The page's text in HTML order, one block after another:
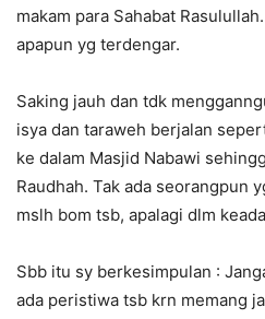
makam para Sahabat
apapun yg terdengar.
Saking jauh dan tdk
isya dan taraweh berjalan
ke dalam Masjid Nabawi
Raudhah. Tak ada seorangpun
mslh bom tsb, apalagi dlm
Sbb itu sy berkesimpulan :
ada peristiwa tsb krn memang